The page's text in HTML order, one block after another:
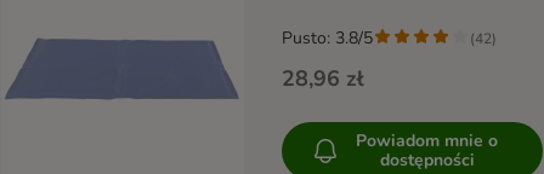
28,96 zł
Pusto: 3.8/5 (42)
Powiadom mnie o
dostępności